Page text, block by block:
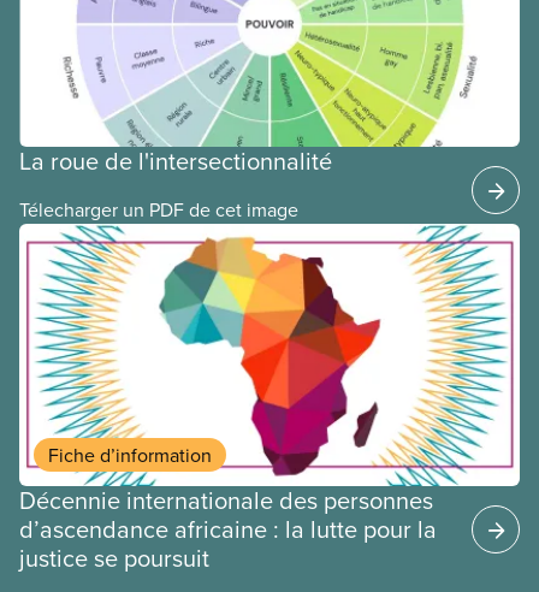
La roue de l'intersectionnalité
Télecharger un PDF de cet image
Fiche d’information
Décennie internationale des personnes
d’ascendance africaine : la lutte pour la
justice se poursuit